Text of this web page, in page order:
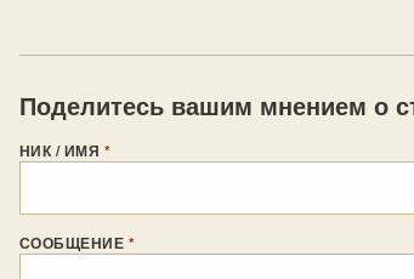
Поделитесь вашим мнением о
НИК / ИМЯ *
СООБЩЕНИЕ *